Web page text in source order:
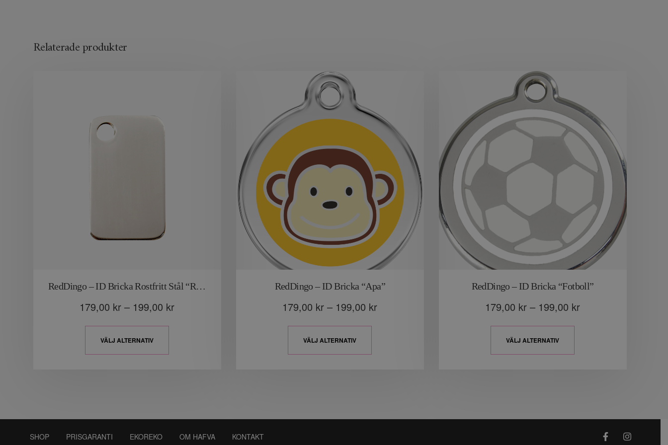
Relaterade produkter
RedDingo – ID Bricka Rostfritt Stål “Rektangel”
179,00 kr – 199,00 kr
VÄLJ ALTERNATIV
RedDingo – ID Bricka “Apa”
179,00 kr – 199,00 kr
VÄLJ ALTERNATIV
RedDingo – ID Bricka “Fotboll”
179,00 kr – 199,00 kr
VÄLJ ALTERNATIV
SHOP PRISGARANTI EKOREKO OM HAFVA KONTAKT